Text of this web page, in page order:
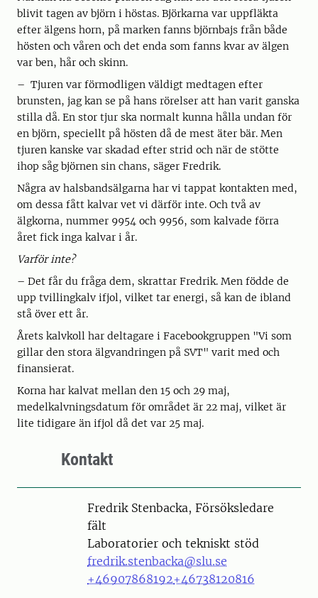
blivit tagen av björn i höstas. Björkarna var uppfläkta
efter älgens horn, på marken fanns björnbajs från både
hösten och våren och det enda som fanns kvar av älgen
var ben, hår och skinn.
– Tjuren var förmodligen väldigt medtagen efter
brunsten, jag kan se på hans rörelser att han varit ganska
stilla då. En stor tjur ska normalt kunna hålla undan för
en björn, speciellt på hösten då de mest äter bär. Men
tjuren kanske var skadad efter strid och när de stötte
ihop såg björnen sin chans, säger Fredrik.
Några av halsbandsälgarna har vi tappat kontakten med,
om dessa fått kalvar vet vi därför inte. Och två av
älgkorna, nummer 9954 och 9956, som kalvade förra
året fick inga kalvar i år.
Varför inte?
– Det får du fråga dem, skrattar Fredrik. Men födde de
upp tvillingkalv ifjol, vilket tar energi, så kan de ibland
stå över ett år.
Årets kalvkoll har deltagare i Facebookgruppen "Vi som
gillar den stora älgvandringen på SVT" varit med och
finansierat.
Korna har kalvat mellan den 15 och 29 maj,
medelkalvningsdatum för området är 22 maj, vilket är
lite tidigare än ifjol då det var 25 maj.
Kontakt
PersonFredrik Stenbacka, Försöksledare
fält
Laboratorier och tekniskt stöd
fredrik.stenbacka@slu.se
+46907868192+46738120816